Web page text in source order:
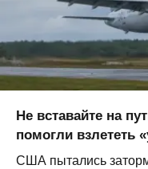
Не вставайте на
помогли взлететь
США пытались